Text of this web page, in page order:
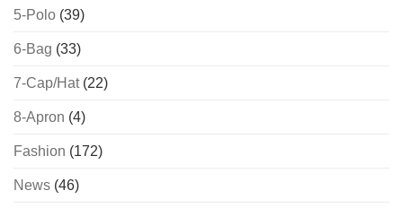
5-Polo (39)
6-Bag (33)
7-Cap/Hat(22)
8-Apron (4)
Fashion (172)
News (46)